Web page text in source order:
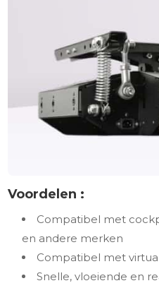
Voordelen :
Compatibel met
en andere merken
Compatibel met
Snelle, vloeiende en